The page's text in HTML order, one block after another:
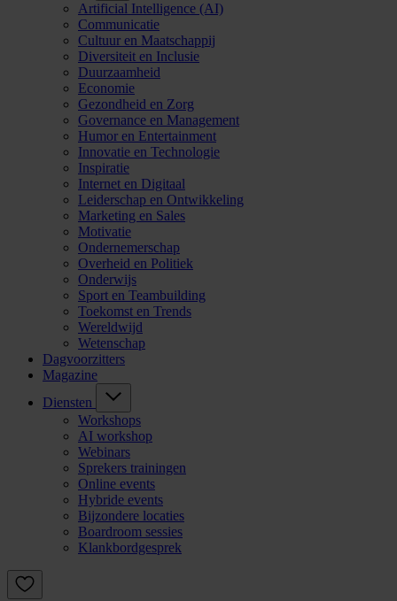
Artificial Intelligence (AI)
Communicatie
Cultuur en Maatschappij
Diversiteit en Inclusie
Duurzaamheid
Economie
Gezondheid en Zorg
Governance en Management
Humor en Entertainment
Innovatie en Technologie
Inspiratie
Internet en Digitaal
Leiderschap en Ontwikkeling
Marketing en Sales
Motivatie
Ondernemerschap
Overheid en Politiek
Onderwijs
Sport en Teambuilding
Toekomst en Trends
Wereldwijd
Wetenschap
Dagvoorzitters
Magazine
Diensten
Workshops
AI workshop
Webinars
Sprekers trainingen
Online events
Hybride events
Bijzondere locaties
Boardroom sessies
Klankbordgesprek